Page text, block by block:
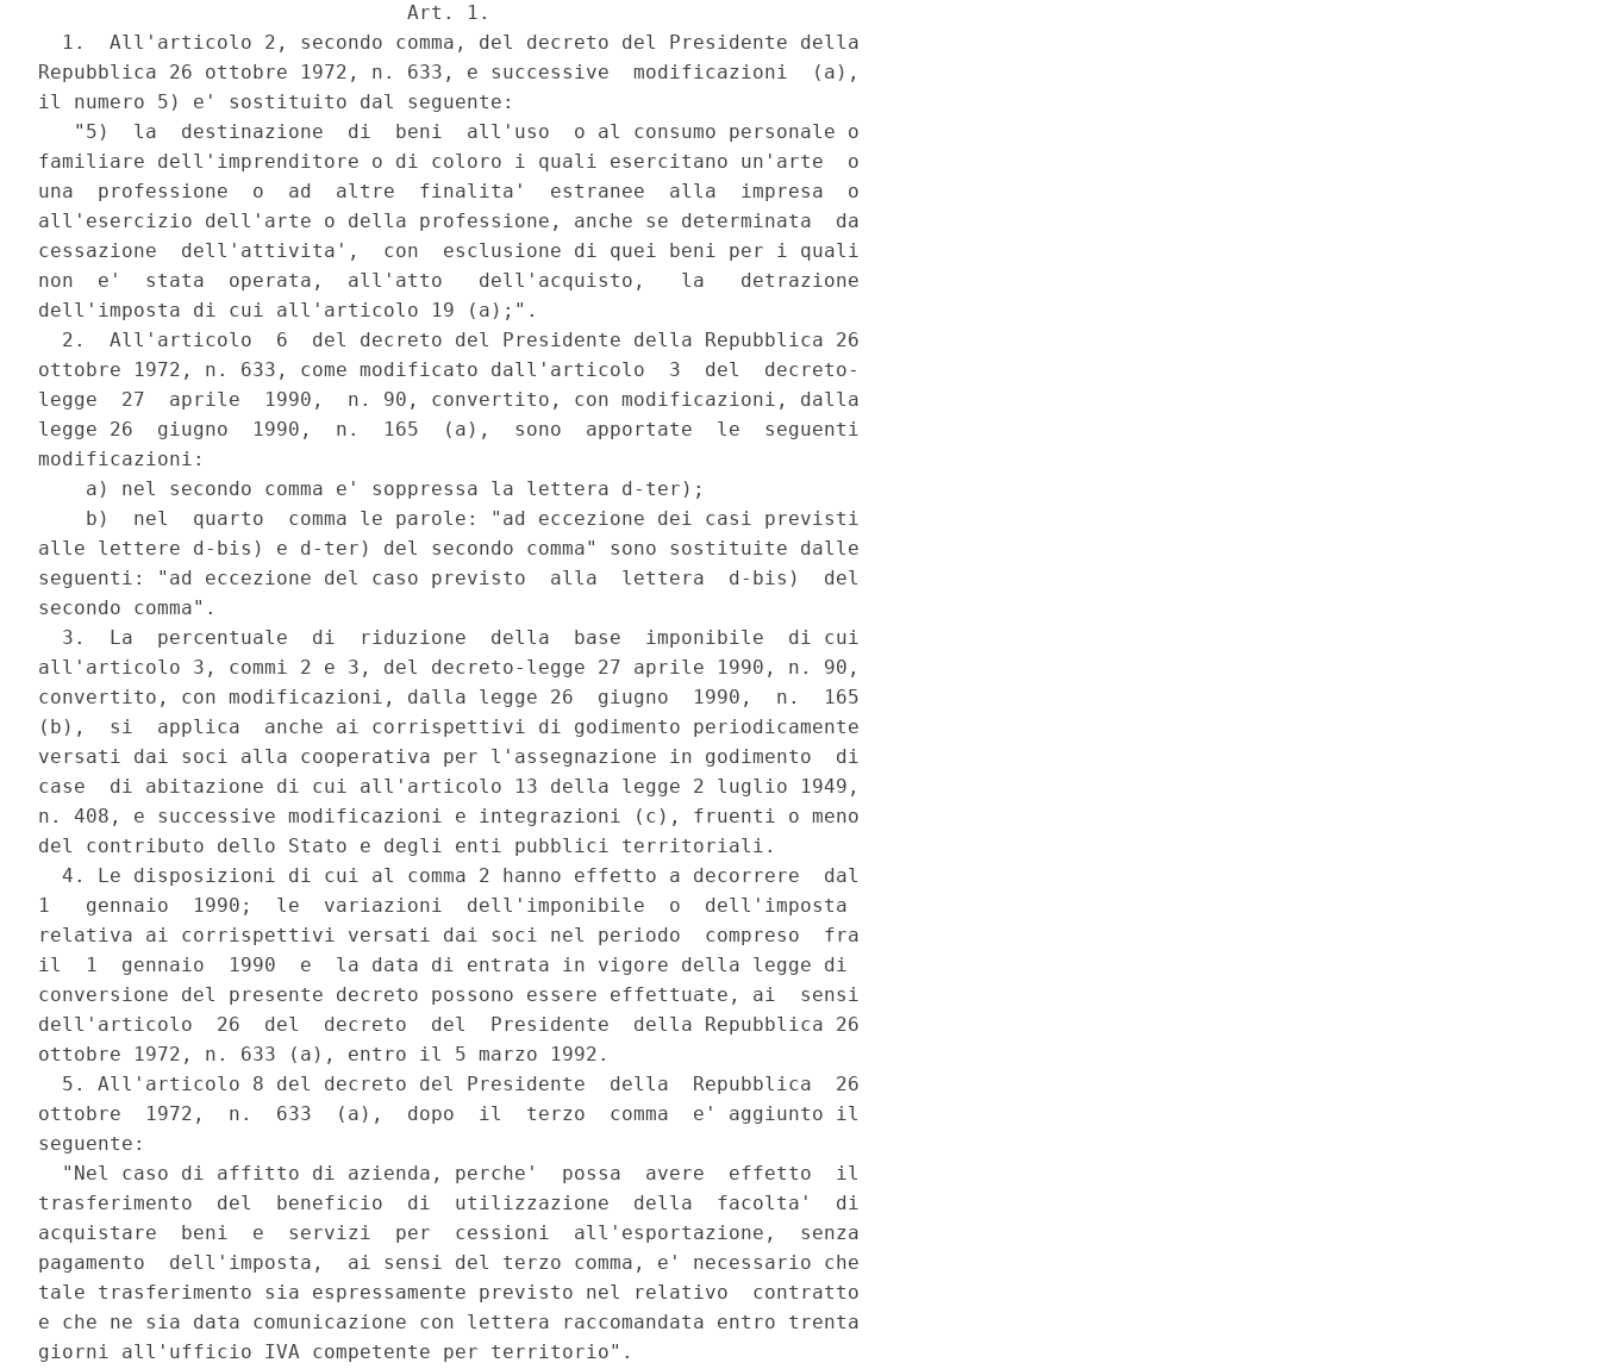
                               Art. 1.
  1.  All'articolo 2, secondo comma, del decreto del Presidente della
Repubblica 26 ottobre 1972, n. 633, e successive  modificazioni  (a),
il numero 5) e' sostituito dal seguente:
   "5)  la  destinazione  di  beni  all'uso  o al consumo personale o
familiare dell'imprenditore o di coloro i quali esercitano un'arte  o
una  professione  o  ad  altre  finalita'  estranee  alla  impresa  o
all'esercizio dell'arte o della professione, anche se determinata  da
cessazione  dell'attivita',  con  esclusione di quei beni per i quali
non  e'  stata  operata,  all'atto   dell'acquisto,   la   detrazione
dell'imposta di cui all'articolo 19 (a);".
  2.  All'articolo  6  del decreto del Presidente della Repubblica 26
ottobre 1972, n. 633, come modificato dall'articolo  3  del  decreto-
legge  27  aprile  1990,  n. 90, convertito, con modificazioni, dalla
legge 26  giugno  1990,  n.  165  (a),  sono  apportate  le  seguenti
modificazioni:
    a) nel secondo comma e' soppressa la lettera d-ter);
    b)  nel  quarto  comma le parole: "ad eccezione dei casi previsti
alle lettere d-bis) e d-ter) del secondo comma" sono sostituite dalle
seguenti: "ad eccezione del caso previsto  alla  lettera  d-bis)  del
secondo comma".
  3.  La  percentuale  di  riduzione  della  base  imponibile  di cui
all'articolo 3, commi 2 e 3, del decreto-legge 27 aprile 1990, n. 90,
convertito, con modificazioni, dalla legge 26  giugno  1990,  n.  165
(b),  si  applica  anche ai corrispettivi di godimento periodicamente
versati dai soci alla cooperativa per l'assegnazione in godimento  di
case  di abitazione di cui all'articolo 13 della legge 2 luglio 1949,
n. 408, e successive modificazioni e integrazioni (c), fruenti o meno
del contributo dello Stato e degli enti pubblici territoriali.
  4. Le disposizioni di cui al comma 2 hanno effetto a decorrere  dal
1   gennaio  1990;  le  variazioni  dell'imponibile  o  dell'imposta
relativa ai corrispettivi versati dai soci nel periodo  compreso  fra
il  1  gennaio  1990  e  la data di entrata in vigore della legge di
conversione del presente decreto possono essere effettuate, ai  sensi
dell'articolo  26  del  decreto  del  Presidente  della Repubblica 26
ottobre 1972, n. 633 (a), entro il 5 marzo 1992.
  5. All'articolo 8 del decreto del Presidente  della  Repubblica  26
ottobre  1972,  n.  633  (a),  dopo  il  terzo  comma  e' aggiunto il
seguente:
  "Nel caso di affitto di azienda, perche'  possa  avere  effetto  il
trasferimento  del  beneficio  di  utilizzazione  della  facolta'  di
acquistare  beni  e  servizi  per  cessioni  all'esportazione,  senza
pagamento  dell'imposta,  ai sensi del terzo comma, e' necessario che
tale trasferimento sia espressamente previsto nel relativo  contratto
e che ne sia data comunicazione con lettera raccomandata entro trenta
giorni all'ufficio IVA competente per territorio".